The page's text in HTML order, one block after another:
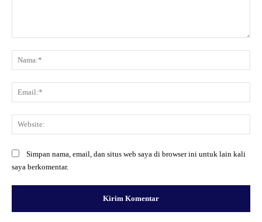
Simpan nama, email, dan situs web saya di browser ini untuk lain kali
saya berkomentar.